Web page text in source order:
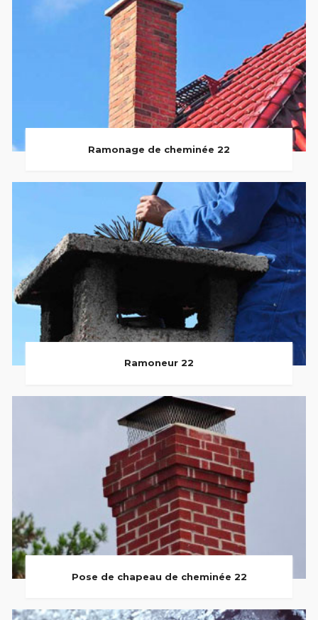
Ramonage de cheminée 22
Ramoneur 22
Pose de chapeau de cheminée 22